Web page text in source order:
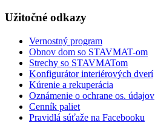
Užitočné odkazy
Vernostný program
Obnov dom so STAVMAT-om
Strechy so STAVMATom
Konfigurátor interiérových dverí
Kúrenie a rekuperácia
Oznámenie o ochrane os. údajov
Cenník paliet
Pravidlá súťaže na Facebooku